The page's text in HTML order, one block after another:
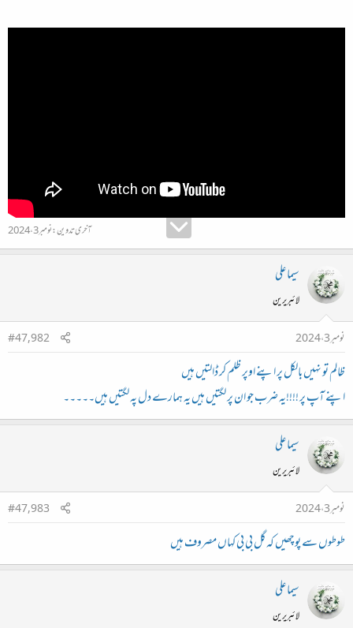
آخری تدوین:نومبر 3، 2024
سیما علی
لائبریرین
نومبر 3، 2024
#47,982
ظالم تو نہیں بالکل پر اپنے اوپر ظلم کر ڈالتیں ہیں
اپنے آپ پر !!!!یہ ضرب جو ان پر لگتیں ہیں یہ ہمارے دل پہ لگتیں ہیں۔۔۔۔۔
سیما علی
لائبریرین
نومبر 3، 2024
#47,983
طوطوں سے پوچھیں کہ گل بی بی کہاں مصروف ہیں
سیما علی
لائبریرین